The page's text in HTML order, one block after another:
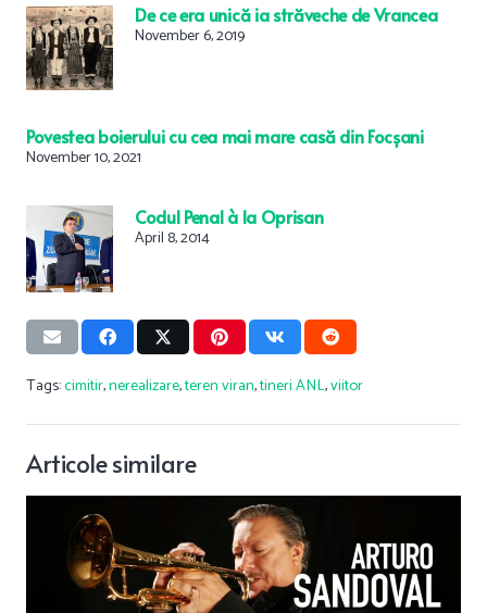
De ce era unică ia străveche de Vrancea
November 6, 2019
Povestea boierului cu cea mai mare casă din Focșani
November 10, 2021
Codul Penal à la Oprisan
April 8, 2014
Tags:cimitir,nerealizare,teren viran,tineri ANL,viitor
Articole similare